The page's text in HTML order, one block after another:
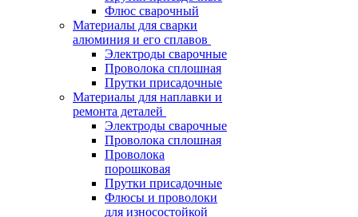
Флюс сварочный
Материалы для сварки
алюминия и его сплавов
Электроды сварочные
Проволока сплошная
Прутки присадочные
Материалы для наплавки и
ремонта деталей
Электроды сварочные
Проволока сплошная
Проволока
порошковая
Прутки присадочные
Флюсы и проволоки
для износостойкой